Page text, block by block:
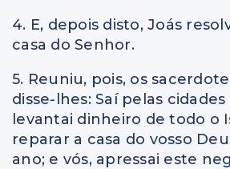
4. E, depois disto, Joás
casa do Senhor.
5. Reuniu, pois, os
disse-lhes: Saí pelas
levantai dinheiro de todo o
reparar a casa do vosso
ano; e vós, apressai este